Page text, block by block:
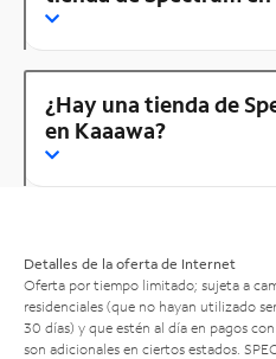
¿Hay una tienda de
en Kaaawa?
Detalles de la oferta de Internet
Oferta por tiempo limitado; sujeta a
residenciales (que no hayan utilizado
30 días) y que estén al día en pagos
son adicionales en ciertos estados.